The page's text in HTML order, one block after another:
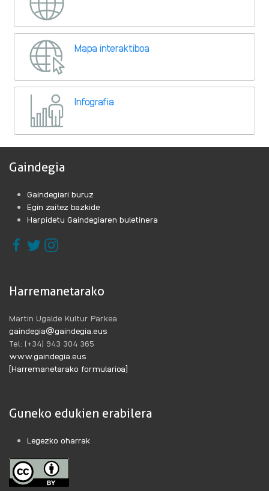
Mapa interaktiboa
Infografia
Gaindegia
Gaindegiari buruz
Egin zaitez bazkide
Harpidetu Gaindegiaren buletinera
Harremanetarako
Martin Ugalde Kultur Parkea
gaindegia@gaindegia.eus
Tel: (+34) 943 304 365
www.gaindegia.eus
[Harremanetarako formularioa]
Guneko edukien erabilera
Legezko oharrak